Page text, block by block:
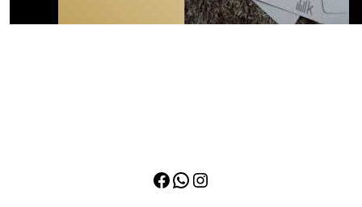
Facebook
WhatsApp
Instagram